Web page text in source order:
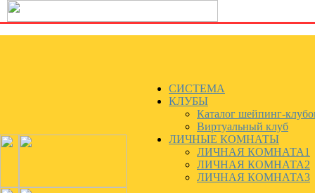
СИСТЕМА
КЛУБЫ
Каталог шейпинг-
Виртуальный клуб
ЛИЧНЫЕ КОМНАТЫ
ЛИЧНАЯ КОМНАТА1
ЛИЧНАЯ КОМНАТА2
ЛИЧНАЯ КОМНАТА3